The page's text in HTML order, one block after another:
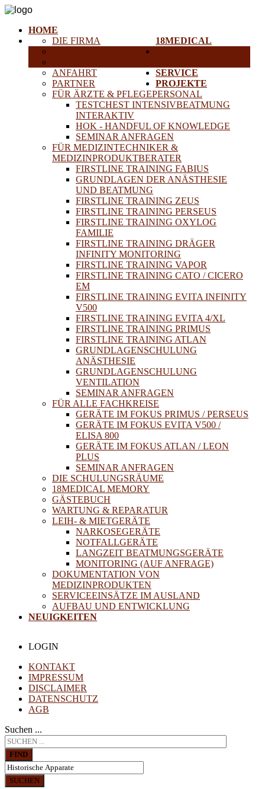
HOME
18MEDICAL
DIE FIRMA
ANFAHRT
PARTNER
FÜR ÄRZTE & PFLEGEPERSONAL
TESTCHEST INTENSIVBEATMUNG
INTERAKTIV
HOK - HANDFUL OF KNOWLEDGE
SEMINAR ANFRAGEN
FÜR MEDIZINTECHNIKER &
MEDIZINPRODUKTBERATER
FIRSTLINE TRAINING FABIUS
GRUNDLAGEN DER ANÄSTHESIE
UND BEATMUNG
FIRSTLINE TRAINING ZEUS
FIRSTLINE TRAINING PERSEUS
FIRSTLINE TRAINING OXYLOG
FAMILIE
FIRSTLINE TRAINING DRÄGER
INFINITY MONITORING
FIRSTLINE TRAINING VAPOR
FIRSTLINE TRAINING CATO / CICERO
EM
FIRSTLINE TRAINING EVITA INFINITY
V500
FIRSTLINE TRAINING EVITA 4/XL
FIRSTLINE TRAINING PRIMUS
FIRSTLINE TRAINING ATLAN
GRUNDLAGENSCHULUNG
ANÄSTHESIE
GRUNDLAGENSCHULUNG
VENTILATION
SEMINAR ANFRAGEN
FÜR ALLE FACHKREISE
GERÄTE IM FOKUS PRIMUS / PERSEUS
GERÄTE IM FOKUS EVITA V500 /
ELISA 800
GERÄTE IM FOKUS ATLAN / LEON
PLUS
SEMINAR ANFRAGEN
DIE SCHULUNGSRÄUME
18MEDICAL MEMORY
GÄSTEBUCH
SERVICE
WARTUNG & REPARATUR
LEIH- & MIETGERÄTE
NARKOSEGERÄTE
NOTFALLGERÄTE
LANGZEIT BEATMUNGSGERÄTE
MONITORING (AUF ANFRAGE)
DOKUMENTATION VON
MEDIZINPRODUKTEN
PROJEKTE
SERVICEEINSÄTZE IM AUSLAND
AUFBAU UND ENTWICKLUNG
NEUIGKEITEN
LOGIN
KONTAKT
IMPRESSUM
DISCLAIMER
DATENSCHUTZ
AGB
Suchen ...
FIND
SUCHEN